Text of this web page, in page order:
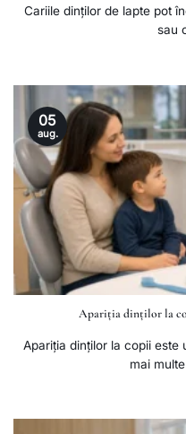
Cariile dinților de lapte pot
sau
Apariția dinților la
Apariția dinților la copii
mai
05
aug.